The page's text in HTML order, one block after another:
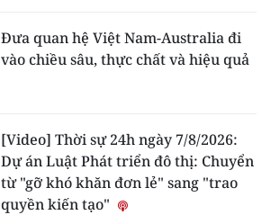
Đưa quan hệ Việt Nam-Australia đi
vào chiều sâu, thực chất và hiệu quả
[Video] Thời sự 24h ngày 7/8/2026:
Dự án Luật Phát triển đô thị: Chuyển
từ "gỡ khó khăn đơn lẻ" sang "trao
quyền kiến tạo"